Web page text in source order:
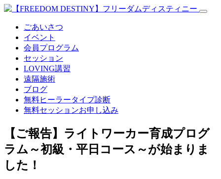
ごあいさつ
イベント
会員プログラム
セッション
LOVING講習
遠隔施術
ブログ
無料ヒーラータイプ診断
無料セッションお申し込み
【ご報告】ライトワーカー育成プログ
ラム～初級・平日コース～が始まりま
した！